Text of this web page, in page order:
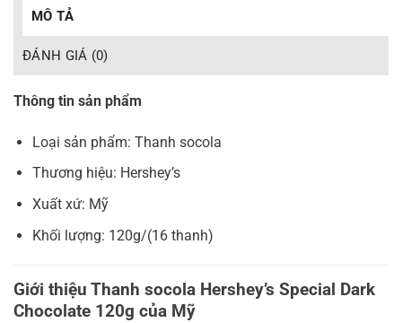
MÔ TẢ
ĐÁNH GIÁ (0)
Thông tin sản phẩm
Loại sản phẩm: Thanh socola
Thương hiệu: Hershey’s
Xuất xứ: Mỹ
Khối lượng: 120g/(16 thanh)
Giới thiệu Thanh socola Hershey’s Special Dark
Chocolate 120g của Mỹ